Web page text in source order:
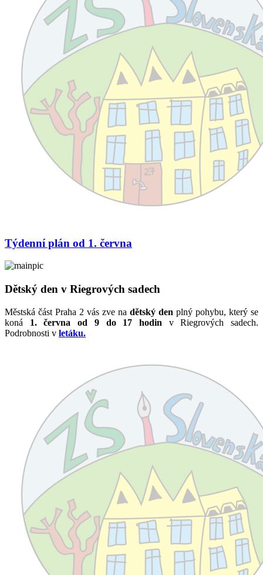
Týdenní plán od 1. června
Dětský den v Riegrových sadech
Městská část Praha 2 vás zve na dětský den plný pohybu, který se
koná 1. června od 9 do 17 hodin v Riegrových sadech.
Podrobnosti v letáku.